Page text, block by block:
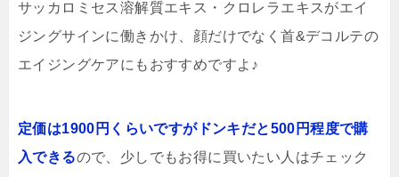
サッカロミセス溶解質エキス・クロレラエキスがエイ
ジングサインに働きかけ、顔だけでなく首&デコルテの
エイジングケアにもおすすめですよ♪
定価は1900円くらいですがドンキだと500円程度で購
入できるので、少しでもお得に買いたい人はチェック